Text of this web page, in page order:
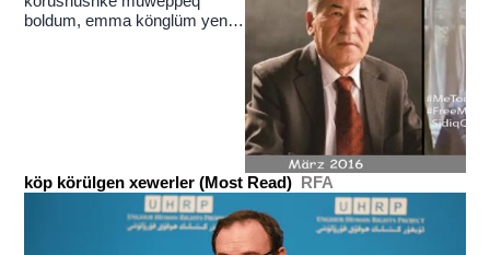
boldum, emma könglüm yenila
köp körülgen xewerler (Most Read) RFA